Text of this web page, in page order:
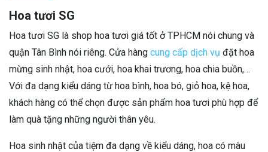
Hoa tươi SG
Hoa tươi SG là shop hoa tươi giá tốt ở TPHCM nói chung và
quận Tân Bình nói riêng. Cửa hàng cung cấp dịch vụ đặt hoa
mừng sinh nhật, hoa cưới, hoa khai trương, hoa chia buồn,…
Với đa dạng kiểu dáng từ hoa bình, hoa bó, giỏ hoa, kệ hoa,
khách hàng có thể chọn được sản phẩm hoa tươi phù hợp để
làm quà tặng những người thân yêu.
Hoa sinh nhật của tiệm đa dạng về kiểu dáng, hoa có màu